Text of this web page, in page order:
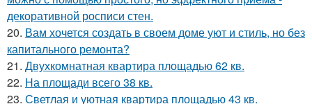
декоративной росписи стен.
20. Вам хочется создать в своем доме уют и стиль, но без
капитального ремонта?
21. Двухкомнатная квартира площадью 62 кв.
22. На площади всего 38 кв.
23. Светлая и уютная квартира площадью 43 кв.